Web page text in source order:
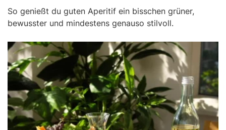
So genießt du guten Aperitif ein bisschen grüner,
bewusster und mindestens genauso stilvoll.